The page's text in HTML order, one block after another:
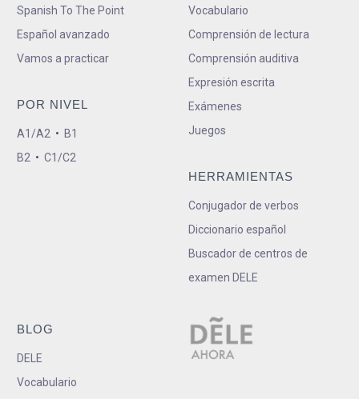
Spanish To The Point
Español avanzado
Vamos a practicar
POR NIVEL
A1/A2 • B1
B2 • C1/C2
Vocabulario
Comprensión de lectura
Comprensión auditiva
Expresión escrita
Exámenes
Juegos
HERRAMIENTAS
Conjugador de verbos
Diccionario español
Buscador de centros de
examen DELE
BLOG
DELE
Vocabulario